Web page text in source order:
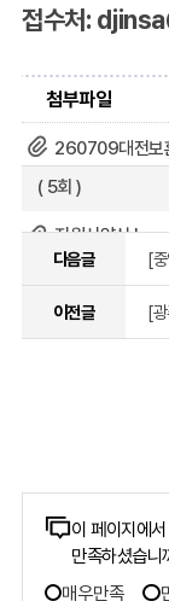
접수처:
첨부파일
( 5회 )
지원서양식.hwp
( 4회 )
다음글 [
이전글 [
콘텐츠
만족도
조사
이 페이지에
만족하셨습니
만족도
매우만족